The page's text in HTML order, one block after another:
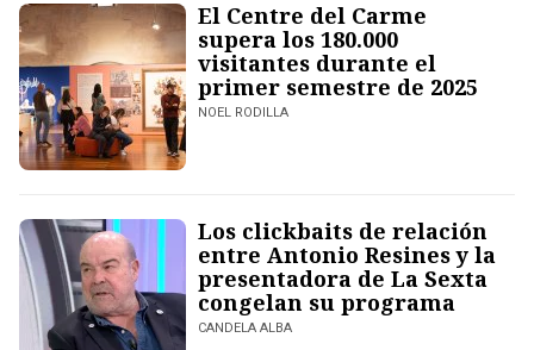
El Centre del Carme
supera los 180.000
visitantes durante el
primer semestre de 2025
NOEL RODILLA
Los clickbaits de relación
entre Antonio Resines y la
presentadora de La Sexta
congelan su programa
CANDELA ALBA